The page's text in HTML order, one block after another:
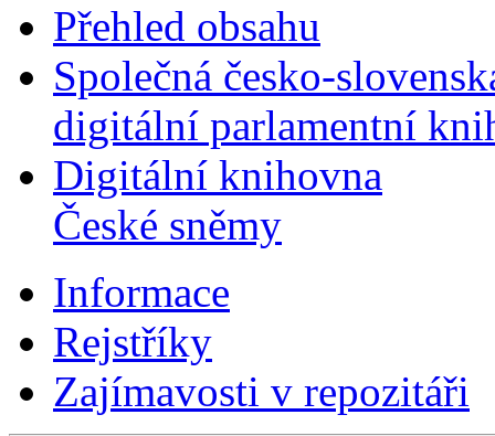
Přehled obsahu
Společná česko-
digitální parlamentní
Digitální knihovna
České sněmy
Informace
Rejstříky
Zajímavosti v repozitáři